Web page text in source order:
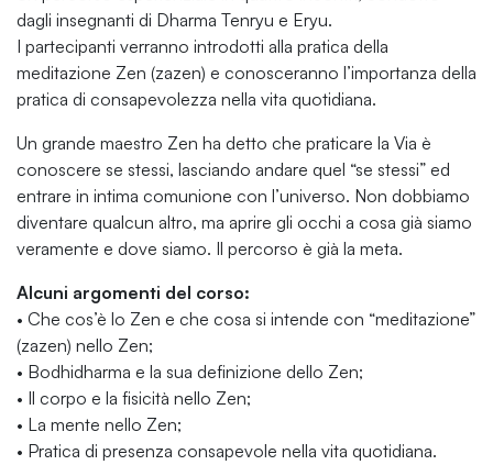
dagli insegnanti di Dharma Tenryu e Eryu.
I partecipanti verranno introdotti alla pratica della
meditazione Zen (zazen) e conosceranno l’importanza della
pratica di consapevolezza nella vita quotidiana.
Un grande maestro Zen ha detto che praticare la Via è
conoscere se stessi, lasciando andare quel “se stessi” ed
entrare in intima comunione con l’universo. Non dobbiamo
diventare qualcun altro, ma aprire gli occhi a cosa già siamo
veramente e dove siamo. Il percorso è già la meta.
Alcuni argomenti del corso:
• Che cos’è lo Zen e che cosa si intende con “meditazione”
(zazen) nello Zen;
• Bodhidharma e la sua definizione dello Zen;
• Il corpo e la fisicità nello Zen;
• La mente nello Zen;
• Pratica di presenza consapevole nella vita quotidiana.